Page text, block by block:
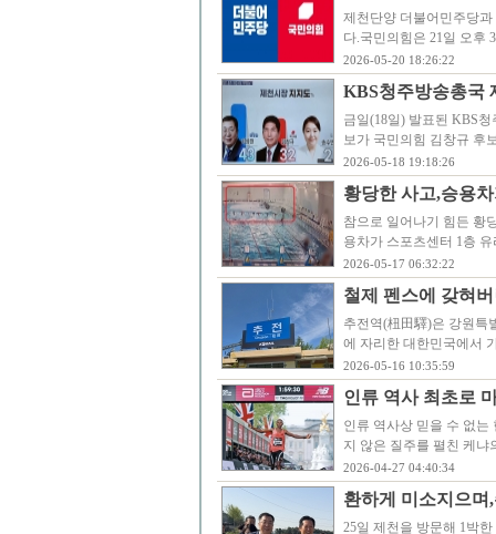
제천단양 더불어민주당
다.국민의힘은 21일 오후
2026-05-20 18:26:22
KBS청주방송총국
금일(18일) 발표된 KBS
보가 국민의힘 김창규 후
2026-05-18 19:18:26
황당한 사고,승용
참으로 일어나기 힘든 황
용차가 스포츠센터 1층
2026-05-17 06:32:22
철제 펜스에 갖혀
추전역(杻田驛)은 강원특
에 자리한 대한민국에서
2026-05-16 10:35:59
인류 역사 최초로
인류 역사상 믿을 수 없는
지 않은 질주를 펼친 케
2026-04-27 04:40:34
환하게 미소지으
25일 제천을 방문해 1박